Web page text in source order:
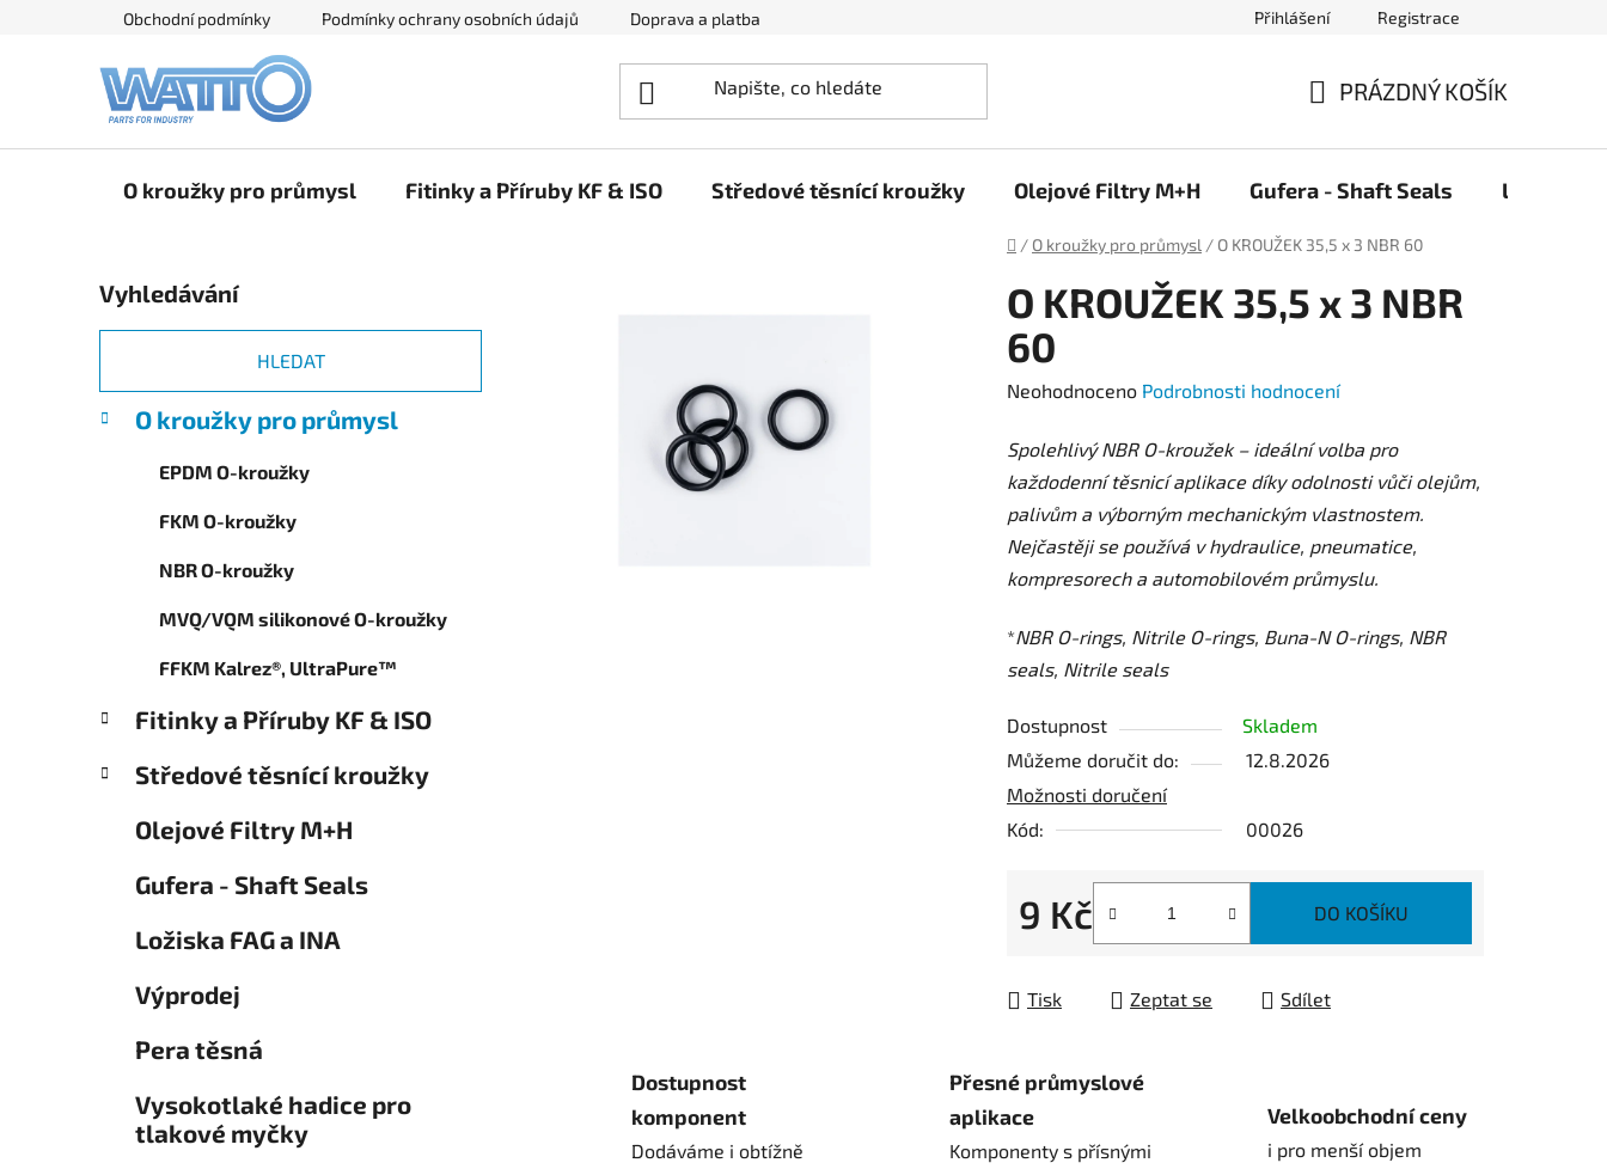
Obchodní podmínky Podmínky ochrany osobních údajů Doprava a platba Přihlášení Registrace
KOŠÍK
PRÁZDNÝ KOŠÍK
O kroužky pro průmysl Fitinky a Příruby KF & ISO Středové těsnící kroužky Olejové Filtry M+H Gufera - Shaft Seals Ložiska
Domů
/ O kroužky pro průmysl / O KROUŽEK 35,5 x 3 NBR 60
o
s
r
a
Vyhledávání
HLEDAT
kategorie
K
a
O kroužky pro průmysl
EPDM O-kroužky
FKM O-kroužky
NBR O-kroužky
MVQ/VQM silikonové O-kroužky
FFKM Kalrez®, UltraPure™
Fitinky a Příruby KF & ISO
Středové těsnící kroužky
Olejové Filtry M+H
Gufera - Shaft Seals
Ložiska FAG a INA
Výprodej
Pera těsná
Vysokotlaké hadice pro
tlakové myčky
O KROUŽEK 35,5 x 3 NBR
60
Průměrné
produktu
je
0,0
z
5
Neohodnoceno Podrobnosti hodnocení
Spolehlivý NBR O-kroužek – ideální volba pro
každodenní těsnicí aplikace díky odolnosti vůči olejům,
palivům a výborným mechanickým vlastnostem.
Nejčastěji se používá v hydraulice, pneumatice,
kompresorech a automobilovém průmyslu.
*NBR O-rings, Nitrile O-rings, Buna-N O-rings, NBR
seals, Nitrile seals
Dostupnost
Skladem
Můžeme doručit do:
12.8.2026
Možnosti doručení
Kód:
00026
9 Kč
Měrná cena:
DO KOŠÍKU
Tisk Zeptat se Sdílet
Dostupnost
komponent
Dodáváme i obtížně
Přesné průmyslové
aplikace
Komponenty s přísnými
Velkoobchodní ceny
i pro menší objem